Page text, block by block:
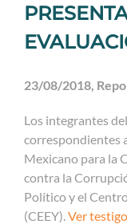
23/08/2018,
Los integrantes
correspondientes
Mexicano para la
contra la
Político y el
(CEEY).Ver testigo